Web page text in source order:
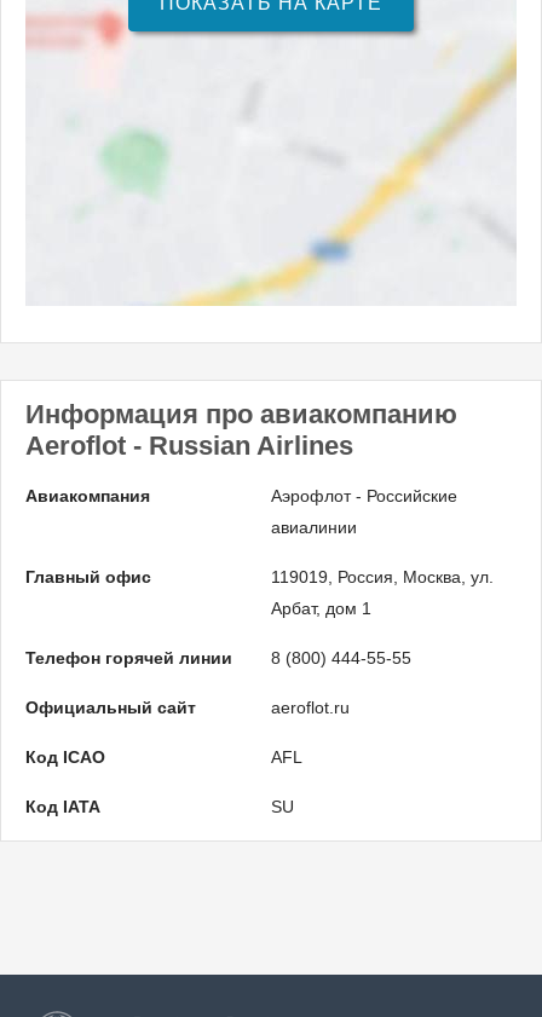
Информация про авиакомпанию
Aeroflot - Russian Airlines
Авиакомпания
Аэрофлот - Российские
авиалинии
Главный офис
119019, Россия, Москва, ул.
Арбат, дом 1
Телефон горячей линии 8 (800) 444-55-55
Официальный сайт aeroflot.ru
Код ICAO AFL
Код IATA SU